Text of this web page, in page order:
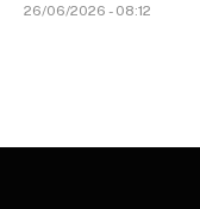
26/06/2026 - 08:12